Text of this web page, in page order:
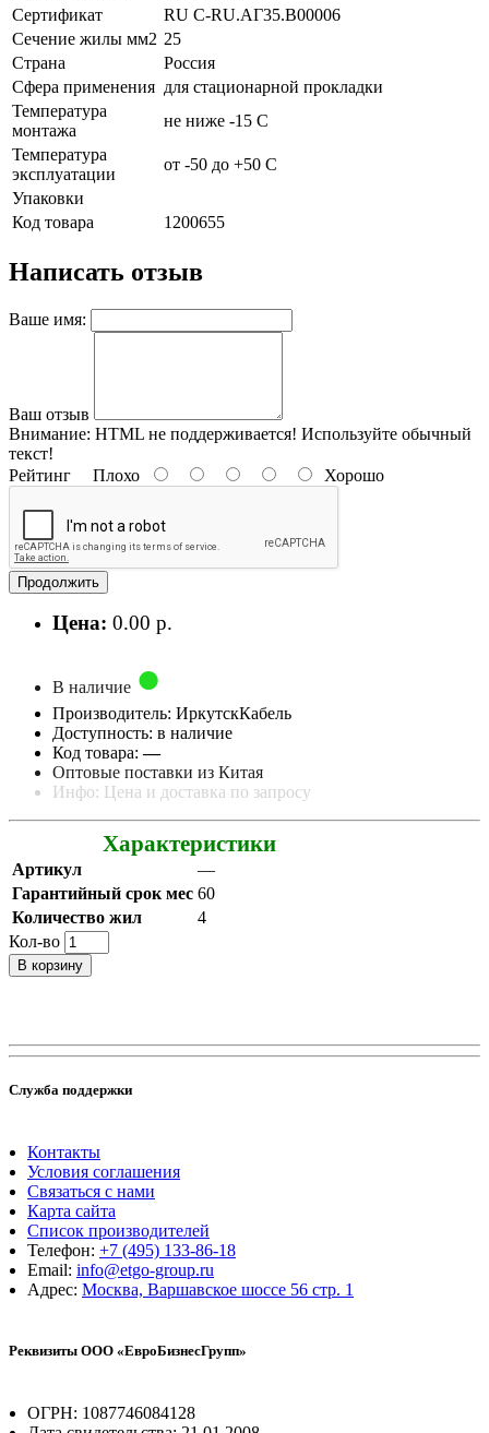
Сертификат
RU C-RU.АГ35.B00006
Сечение жилы мм2 25
Страна
Россия
Сфера применения для стационарной прокладки
Температура
монтажа
не ниже -15 С
Температура
эксплуатации
от -50 до +50 С
Упаковки
Код товара
1200655
Написать отзыв
Ваше имя:
Ваш отзыв
Внимание: HTML не поддерживается! Используйте обычный
текст!
Рейтинг Плохо Хорошо
Продолжить
Цена: 0.00 р.
В наличие
Производитель: ИркутскКабель
Доступность: в наличие
Код товара:—
Оптовые поставки из Китая
Инфо: Цена и доставка по запросу
Характеристики
Артикул
—
Гарантийный срок мес 60
Количество жил
4
Кол-во
В корзину
Служба поддержки
Контакты
Условия соглашения
Связаться с нами
Карта сайта
Список производителей
Телефон: +7 (495) 133-86-18
Email: info@etgo-group.ru
Адрес: Москва, Варшавское шоссе 56 стр. 1
Реквизиты ООО «ЕвроБизнесГрупп»
ОГРН: 1087746084128